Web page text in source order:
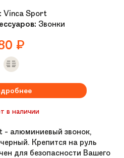
Vinca Sport
Звонки
₽
в наличии
- алюминиевый звонок,
Крепится на руль
для безопасности Вашего